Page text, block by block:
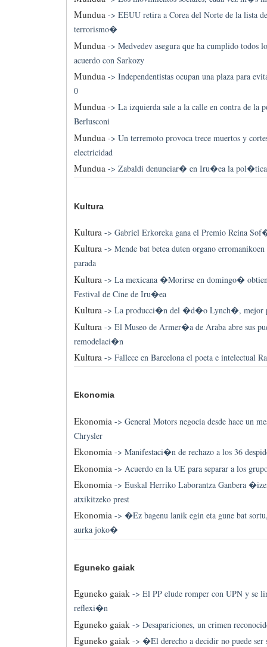
Mundua-> EEUU retira a Corea del Norte de la lista
terrorismo�
Mundua -> Medvedev asegura que ha cumplido todos
acuerdo con Sarkozy
Mundua-> Independentistas ocupan una plaza para
0
Mundua-> La izquierda sale a la calle en contra de
Berlusconi
Mundua-> Un terremoto provoca trece muertos y
electricidad
Mundua-> Zabaldi denunciar� en Iru�ea la
Kultura
Kultura-> Gabriel Erkoreka gana el Premio Reina
Kultura-> Mende bat betea duten organo
parada
Kultura-> La mexicana �Morirse en domingo�
Festival de Cine de Iru�ea
Kultura-> La producci�n del �d�o Lynch�, mejor
Kultura -> El Museo de Armer�a de Araba abre sus
remodelaci�n
Kultura-> Fallece en Barcelona el poeta e intelectual
Ekonomia
Ekonomia -> General Motors negocia desde hace un
Chrysler
Ekonomia-> Manifestaci�n de rechazo a los 36
Ekonomia -> Acuerdo en la UE para separar a los
Ekonomia-> Euskal Herriko Laborantza Ganbera
atxikitzeko prest
Ekonomia-> �Ez bagenu lanik egin eta gune bat
aurka joko�
Eguneko gaiak
Eguneko gaiak-> El PP elude romper con UPN y se
reflexi�n
Eguneko gaiak -> Desapariciones, un crimen
Eguneko gaiak-> �El derecho a decidir no puede